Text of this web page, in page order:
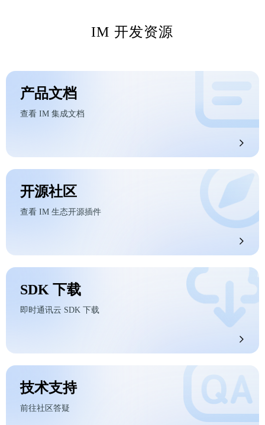
IM 开发资源
产品文档
查看 IM 集成文档
开源社区
查看 IM 生态开源插件
SDK 下载
即时通讯云 SDK 下载
技术支持
前往社区答疑